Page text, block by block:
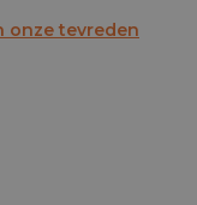
onze tevreden